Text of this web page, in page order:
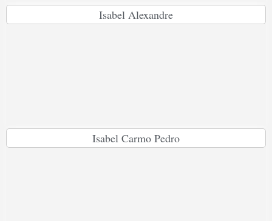
Isabel Alexandre
Isabel Carmo Pedro